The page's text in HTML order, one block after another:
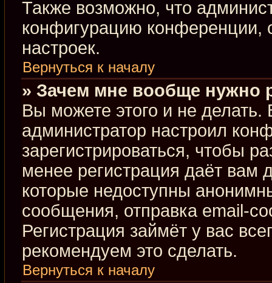
Также возможно, что
конфигурацию конференции,
настроек.
Вернуться к началу
» Зачем мне вообще нужно
Вы можете этого и не делать.
администратор настроил
зарегистрироваться, чтобы
менее регистрация даёт вам
которые недоступны
сообщения, отправка email-
Регистрация займёт у вас
рекомендуем это сделать.
Вернуться к началу